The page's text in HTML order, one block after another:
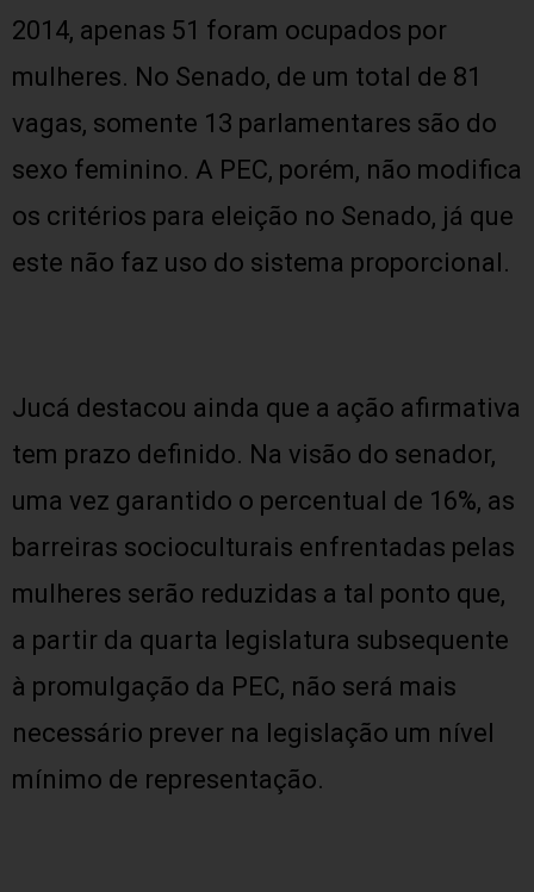
2014, apenas 51 foram ocupados por
mulheres. No Senado, de um total de 81
vagas, somente 13 parlamentares são do
sexo feminino. A PEC, porém, não modifica
os critérios para eleição no Senado, já que
este não faz uso do sistema proporcional.
Jucá destacou ainda que a ação afirmativa
tem prazo definido. Na visão do senador,
uma vez garantido o percentual de 16%, as
barreiras socioculturais enfrentadas pelas
mulheres serão reduzidas a tal ponto que,
a partir da quarta legislatura subsequente
à promulgação da PEC, não será mais
necessário prever na legislação um nível
mínimo de representação.